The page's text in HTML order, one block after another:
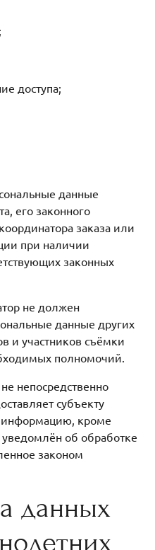
доступа;
данные
его законного
заказа или
при наличии
законных
не должен
данные других
и участников съёмки
полномочий.
непосредственно
субъекту
информацию, кроме
уведомлён об обработке
законом
данных